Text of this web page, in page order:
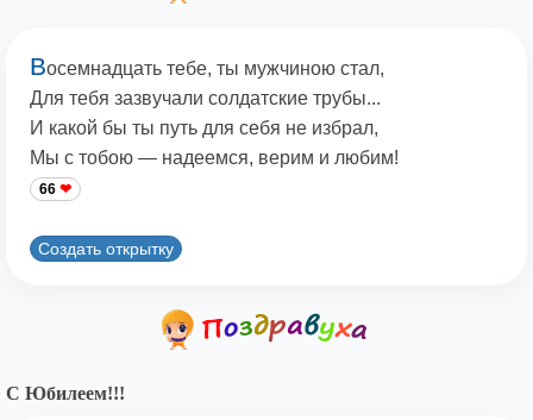
Восемнадцать тебе, ты мужчиною стал,
Для тебя зазвучали солдатские трубы...
И какой бы ты путь для себя не избрал,
Мы с тобою — надеемся, верим и любим!
66
Создать открытку
С Юбилеем!!!